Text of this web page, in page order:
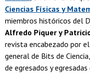
Ciencias Físicas y
miembros históricos del
Alfredo Piquer y
revista encabezado por
general de Bits de
de egresados y